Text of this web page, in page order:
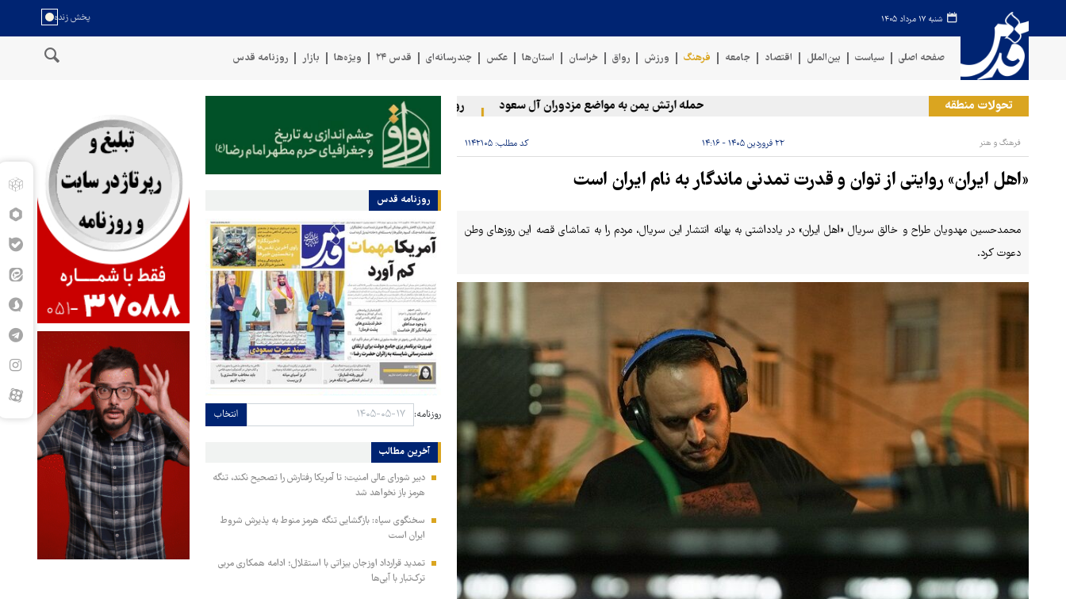
شنبه ۱۷ مرداد ۱۴۰۵
صفحه اصلی سیاست بین‌الملل اقتصاد جامعه فرهنگ ورزش رواق خراسان استان‌ها عکس چندرسانه‌ای قدس ۲۴ ویژه‌ها بازار روزنامه قدس
تحولات منطقه حمله ارتش یمن به مواضع مزدوران آل سعود رویترز: عربستان ۸۶ درصد از موشک‌های پاتریوت خود را استفاده کرده است
فرهنگ و هنر ۲۲ فروردین ۱۴۰۵ - ۱۴:۱۶ کد مطلب: ۱۱۴۲۱۰۵
«اهل ایران» روایتی از توان و قدرت تمدنی ماندگار به نام ایران است
محمدحسین مهدویان طراح و خالق سریال «اهل ایران» در یادداشتی به بهانه انتشار این سریال، مردم را به تماشای قصه این روزهای وطن
دعوت کرد.
روزنامه قدس
روزنامه: انتخاب
آخرین مطالب
دبیر شورای عالی امنیت: تا آمریکا رفتارش را تصحیح نکند، تنگه
هرمز باز نخواهد شد
سخنگوی سپاه: بازگشایی تنگه هرمز منوط به پذیرش شروط
ایران است
تمدید قرارداد اوزجان بیزاتی با استقلال؛ ادامه همکاری مربی
ترک‌تبار با آبی‌ها